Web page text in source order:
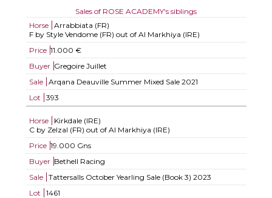
Sales of ROSE ACADEMY's siblings
Horse
Arrabbiata (FR)
F by Style Vendome (FR) out of Al Markhiya (IRE)
Price 11.000 €
Buyer Gregoire Juillet
Sale
Arqana Deauville Summer Mixed Sale 2021
Lot
393
Horse
Kirkdale (IRE)
C by Zelzal (FR) out of Al Markhiya (IRE)
Price 19.000 Gns
Buyer Bethell Racing
Sale
Tattersalls October Yearling Sale (Book 3) 2023
Lot
1461